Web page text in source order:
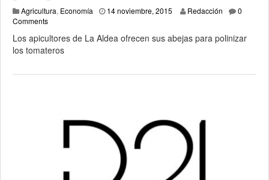
Agricultura, Economía 14 noviembre, 2015 19 noviembre, 2015
Redacción
0
Comments
Los apicultores de La Aldea ofrecen sus abejas para polinizar
los tomateros